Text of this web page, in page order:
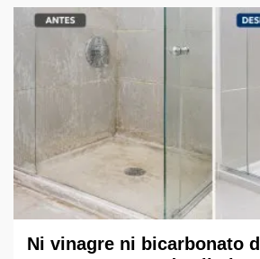
Ni vinagre ni bicarbonato